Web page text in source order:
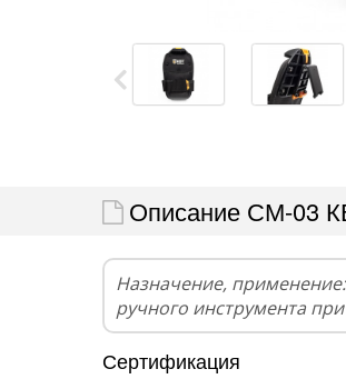
Описание СМ-03
Назначение,
ручного инструмента
Сертификация